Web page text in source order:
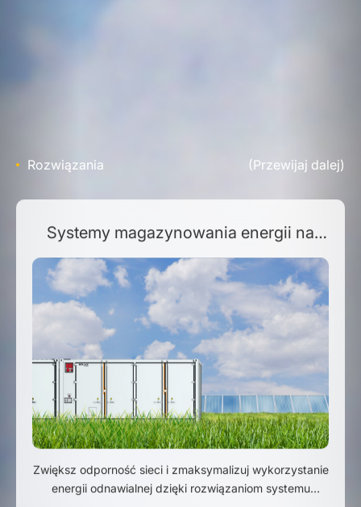
Rozwiązania (Przewijaj dalej)
Systemy magazynowania energii na
skalę przemysłową (ESS)
Zwiększ odporność sieci i zmaksymalizuj wykorzystanie
energii odnawialnej dzięki rozwiązaniom systemu